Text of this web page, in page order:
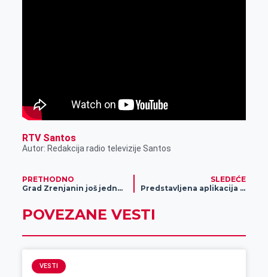
RTV Santos
Autor: Redakcija radio televizije Santos
PRETHODNO
Grad Zrenjanin još jednom je izašao u susret zakupcima poslovnog prostora
SLEDEĆE
Predstavljena aplikacija DDOR Tera
POVEZANE VESTI
VESTI